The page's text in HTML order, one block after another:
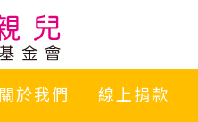
關於我們 線上捐款